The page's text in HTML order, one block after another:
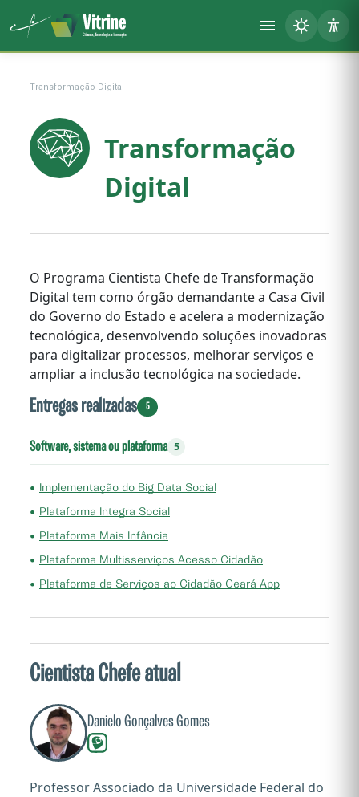
Transformação Digital
Transformação
Digital
O Programa Cientista Chefe de Transformação
Digital tem como órgão demandante a Casa Civil
do Governo do Estado e acelera a modernização
tecnológica, desenvolvendo soluções inovadoras
para digitalizar processos, melhorar serviços e
ampliar a inclusão tecnológica na sociedade.
Entregas realizadas 5
Software, sistema ou plataforma 5
• Implementação do Big Data Social
• Plataforma Integra Social
• Plataforma Mais Infância
• Plataforma Multisserviços Acesso Cidadão
• Plataforma de Serviços ao Cidadão Ceará App
Cientista Chefe atual
Danielo Gonçalves Gomes
Professor Associado da Universidade Federal do